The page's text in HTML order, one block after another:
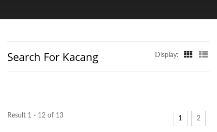
SHOU LONG
Search For Kacang Display:
Result 1 - 12 of 13 1 2